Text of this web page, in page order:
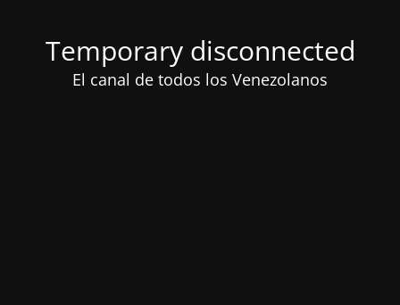
Temporary disconnected
El canal de todos los Venezolanos